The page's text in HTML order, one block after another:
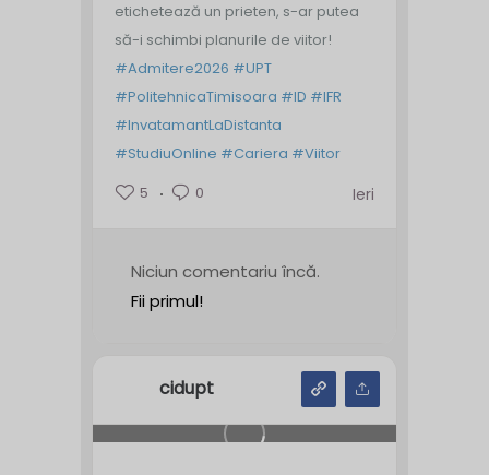
etichetează un prieten, s-ar putea
să-i schimbi planurile de viitor!
#Admitere2026 #UPT
#PolitehnicaTimisoara #ID #IFR
#InvatamantLaDistanta
#StudiuOnline #Cariera #Viitor
5
0 Ieri
Niciun comentariu încă.
Fii primul!
cidupt